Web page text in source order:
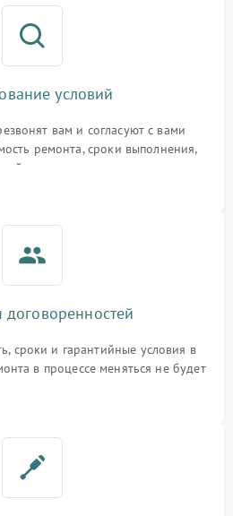
условий
вам и согласуют с вами
ремонта, сроки выполнения,
условия
сроки и гарантийные условия в
в процессе меняться не будет